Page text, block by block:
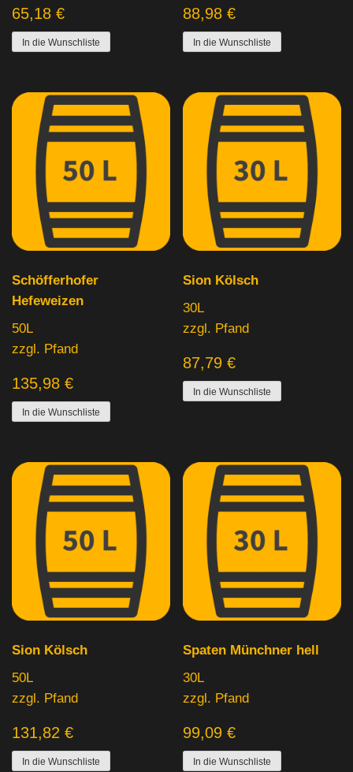
65,18 €
In die Wunschliste
88,98€
In die Wunschliste
Schöfferhofer
Hefeweizen
50L
zzgl. Pfand
135,98 €
In die Wunschliste
Sion Kölsch
30L
zzgl. Pfand
87,79€
In die Wunschliste
Sion Kölsch
50L
zzgl. Pfand
131,82 €
In die Wunschliste
Spaten Münchner hell
30L
zzgl. Pfand
99,09€
In die Wunschliste